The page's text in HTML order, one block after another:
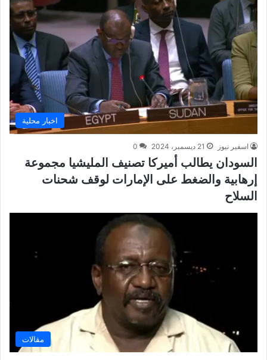
اخبار محلية
اسفير نيوز 21 ديسمبر، 2024 0
السودان يطالب أميركا تصنيف المليشيا مجموعة
إرهابية والضغط على الإمارات لوقف شحنات
السلاح
مقالات